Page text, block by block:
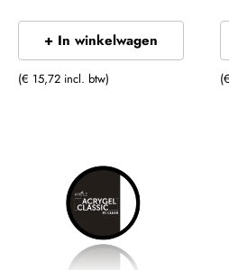
+ In winkelwagen
(€ 15,72 incl. btw)